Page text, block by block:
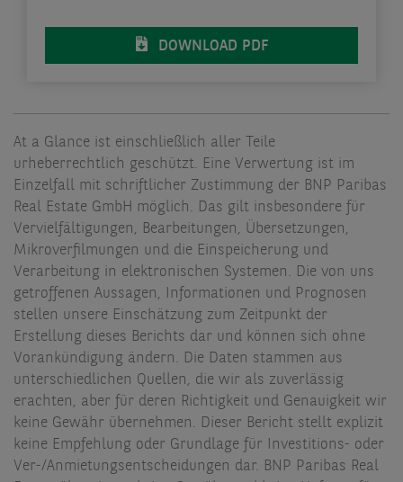
DOWNLOAD PDF
At a Glance ist einschließlich aller Teile
urheberrechtlich geschützt. Eine Verwertung ist im
Einzelfall mit schriftlicher Zustimmung der BNP Paribas
Real Estate GmbH möglich. Das gilt insbesondere für
Vervielfältigungen, Bearbeitungen, Übersetzungen,
Mikroverfilmungen und die Einspeicherung und
Verarbeitung in elektronischen Systemen. Die von uns
getroffenen Aussagen, Informationen und Prognosen
stellen unsere Einschätzung zum Zeitpunkt der
Erstellung dieses Berichts dar und können sich ohne
Vorankündigung ändern. Die Daten stammen aus
unterschiedlichen Quellen, die wir als zuverlässig
erachten, aber für deren Richtigkeit und Genauigkeit wir
keine Gewähr übernehmen. Dieser Bericht stellt explizit
keine Empfehlung oder Grundlage für Investitions- oder
Ver-/Anmietungsentscheidungen dar. BNP Paribas Real